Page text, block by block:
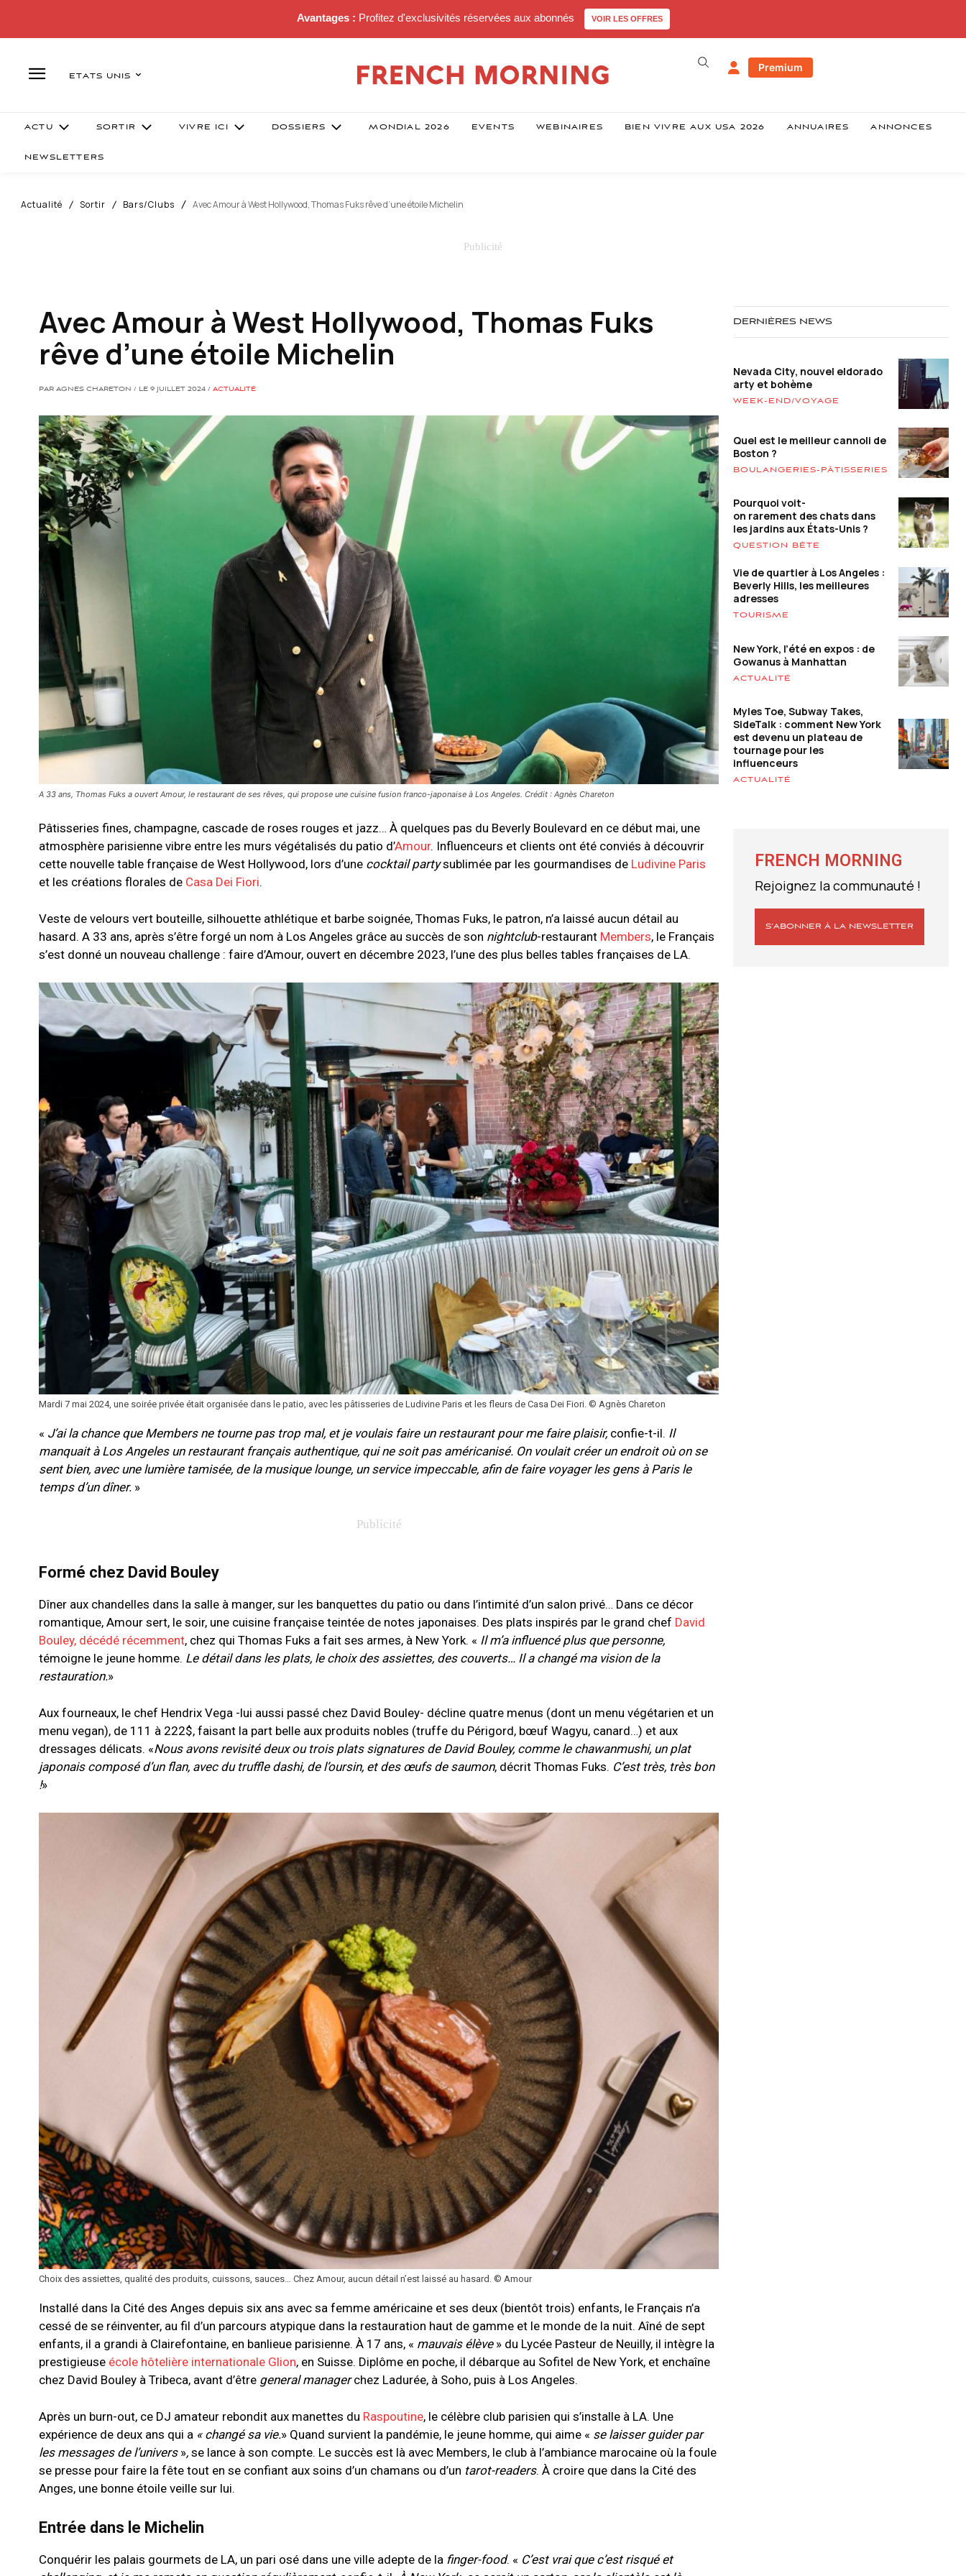
Avantages : Profitez d'exclusivités réservées aux abonnés VOIR LES OFFRES
ETATS UNIS
Premium
ACTU SORTIR VIVRE ICI DOSSIERS MONDIAL 2026 EVENTS WEBINAIRES BIEN VIVRE AUX USA 2026 ANNUAIRES ANNONCES
NEWSLETTERS
Actualité Sortir Bars/Clubs Avec Amour à West Hollywood, Thomas Fuks rêve d’une étoile Michelin
Avec Amour à West Hollywood, Thomas Fuks
rêve d’une étoile Michelin
PAR AGNES CHARETON / LE 9 JUILLET 2024 / ACTUALITÉ
A 33 ans, Thomas Fuks a ouvert Amour, le restaurant de ses rêves, qui propose une cuisine fusion franco-japonaise à Los Angeles. Crédit : Agnès Chareton
Pâtisseries fines, champagne, cascade de roses rouges et jazz… À quelques pas du Beverly Boulevard en ce début mai, une
atmosphère parisienne vibre entre les murs végétalisés du patio d’Amour. Influenceurs et clients ont été conviés à découvrir
cette nouvelle table française de West Hollywood, lors d’une cocktail partysublimée par les gourmandises de Ludivine Paris
et les créations florales de Casa Dei Fiori.
Veste de velours vert bouteille, silhouette athlétique et barbe soignée, Thomas Fuks, le patron, n’a laissé aucun détail au
hasard. A 33 ans, après s’être forgé un nom à Los Angeles grâce au succès de son nightclub-restaurant Members, le Français
s’est donné un nouveau challenge : faire d’Amour, ouvert en décembre 2023, l’une des plus belles tables françaises de LA.
Mardi 7 mai 2024, une soirée privée était organisée dans le patio, avec les pâtisseries de Ludivine Paris et les fleurs de Casa Dei Fiori. © Agnès Chareton
« J’ai la chance que Members ne tourne pas trop mal, et je voulais faire un restaurant pour me faire plaisir, confie-t-il. Il
manquait à Los Angeles un restaurant français authentique, qui ne soit pas américanisé. On voulait créer un endroit où on se
sent bien, avec une lumière tamisée, de la musique lounge, un service impeccable, afin de faire voyager les gens à Paris le
temps d’un dîner. »
Formé chez David Bouley
Dîner aux chandelles dans la salle à manger, sur les banquettes du patio ou dans l’intimité d’un salon privé… Dans ce décor
romantique, Amour sert, le soir, une cuisine française teintée de notes japonaises. Des plats inspirés par le grand chef David
Bouley, décédé récemment, chez qui Thomas Fuks a fait ses armes, à New York. « Il m’a influencé plus que personne,
témoigne le jeune homme. Le détail dans les plats, le choix des assiettes, des couverts… Il a changé ma vision de la
restauration.»
Aux fourneaux, le chef Hendrix Vega -lui aussi passé chez David Bouley- décline quatre menus (dont un menu végétarien et un
menu vegan), de 111 à 222$, faisant la part belle aux produits nobles (truffe du Périgord, bœuf Wagyu, canard…) et aux
dressages délicats. «Nous avons revisité deux ou trois plats signatures de David Bouley, comme le chawanmushi, un plat
japonais composé d’un flan, avec du truffle dashi, de l’oursin, et des œufs de saumon, décrit Thomas Fuks. C’est très, très bon
!»
Choix des assiettes, qualité des produits, cuissons, sauces… Chez Amour, aucun détail n’est laissé au hasard. © Amour
Installé dans la Cité des Anges depuis six ans avec sa femme américaine et ses deux (bientôt trois) enfants, le Français n’a
cessé de se réinventer, au fil d’un parcours atypique dans la restauration haut de gamme et le monde de la nuit. Aîné de sept
enfants, il a grandi à Clairefontaine, en banlieue parisienne. À 17 ans, « mauvais élève » du Lycée Pasteur de Neuilly, il intègre la
prestigieuse école hôtelière internationale Glion, en Suisse. Diplôme en poche, il débarque au Sofitel de New York, et enchaîne
chez David Bouley à Tribeca, avant d’être general managerchez Ladurée, à Soho, puis à Los Angeles.
Après un burn-out, ce DJ amateur rebondit aux manettes du Raspoutine, le célèbre club parisien qui s’installe à LA. Une
expérience de deux ans qui a « changé sa vie.» Quand survient la pandémie, le jeune homme, qui aime « se laisser guider par
les messages de l’univers », se lance à son compte. Le succès est là avec Members, le club à l’ambiance marocaine où la foule
se presse pour faire la fête tout en se confiant aux soins d’un chamans ou d’un tarot-readers. À croire que dans la Cité des
Anges, une bonne étoile veille sur lui.
Entrée dans le Michelin
Conquérir les palais gourmets de LA, un pari osé dans une ville adepte de la finger-food. « C’est vrai que c’est risqué et
DERNIÈRES NEWS
Nevada City, nouvel eldorado
arty et bohème
WEEK-END/VOYAGE
Quel est le meilleur cannoli de
Boston ?
BOULANGERIES-PÂTISSERIES
Pourquoi voit-
on rarement des chats dans
les jardins aux États-Unis ?
QUESTION BÊTE
Vie de quartier à Los Angeles :
Beverly Hills, les meilleures
adresses
TOURISME
New York, l’été en expos : de
Gowanus à Manhattan
ACTUALITÉ
Myles Toe, Subway Takes,
SideTalk : comment New York
est devenu un plateau de
tournage pour les
influenceurs
ACTUALITÉ
FRENCH MORNING
Rejoignez la communauté !
S’ABONNER À LA NEWSLETTER